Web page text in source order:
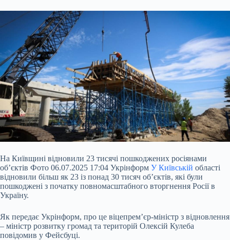
На Київщині відновили 23 тисячі пошкоджених росіянами
об’єктів Фото 06.07.2025 17:04 Укрінформ У Київській області
відновили більш як 23 із понад 30 тисяч об’єктів, які були
пошкоджені з початку повномасштабного вторгнення Росії в
Україну.
Як передає Укрінформ, про це віцепрем’єр-міністр з відновлення
– міністр розвитку громад та територій Олексій Кулеба
повідомив у Фейсбуці.